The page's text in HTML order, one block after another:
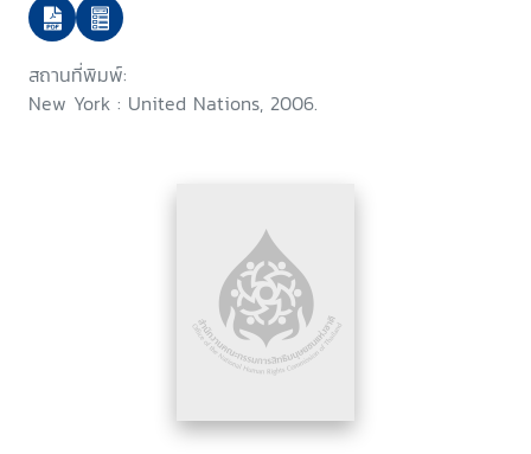
สถานที่พิมพ์:
New York : United Nations, 2006.